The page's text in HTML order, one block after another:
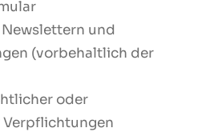
und
(vorbehaltlich der
oder